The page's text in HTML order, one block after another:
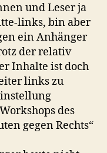
und Leser ja
links, bin aber
ein Anhänger
der relativ
Inhalte ist doch
links zu
des
gegen Rechts“